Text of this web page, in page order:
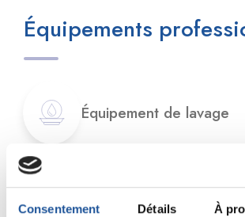
Consentement Détails À
Équipements
Équipement de lavage
Partagez sur :